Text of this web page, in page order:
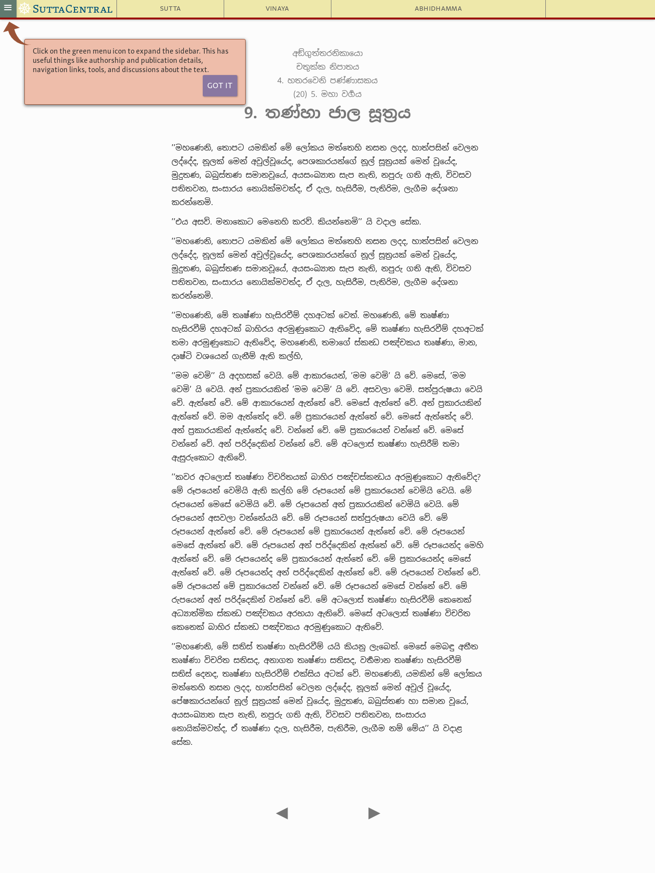
Sutta Vinaya Abhidhamma
≡ ☸ SuttaCentral
Click on the green menu icon to expand the sidebar. This has
useful things like authorship and publication details,
navigation links, tools, and discussions about the text.
Got It
අඞ්ගුත්තරනිකායො
චතුක්ක නිපාතය
4. හතරවෙනි පණ්ණාසකය
(20) 5. මහා වර්‍ගය
9. තණ්හා ජාල සූත්‍රය
’’මහණෙනි, තොපට යමකින් මේ ලෝකය මත්තෙහි නසන ලදද, හාත්පසින් වෙලන
ලද්දේද, නූලක් මෙන් අවුල්වූයේද, පෙශකාරයන්ගේ නූල් සූත්‍රයක් මෙන් වූයේද,
මුදුතණ, බබුස්තණ සමානවූයේ, අයසංඛ්‍යාත සැප නැති, නපුරු ගති ඇති, විවසව
පතිතවන, සංසාරය නොයික්මවත්ද, ඒ දැල, හැසිරීම, පැතිරිම, ලැගීම දේශනා
කරන්නෙමි.
’’එය අසව්. මනාකොට මෙනෙහි කරව්. කියන්නෙමි’’ යි වදාල සේක.
’’මහණෙනි, තොපට යමකින් මේ ලෝකය මත්තෙහි නසන ලදද, හාත්පසින් වෙලන
ලද්දේද, නූලක් මෙන් අවුල්වූයේද, පෙශකාරයන්ගේ නූල් සූත්‍රයක් මෙන් වූයේද,
මුදුතණ, බබුස්තණ සමානවූයේ, අයසංඛ්‍යාත සැප නැති, නපුරු ගති ඇති, විවසව
පතිතවන, සංසාරය නොයික්මවත්ද, ඒ දැල, හැසිරීම, පැතිරිම, ලැගීම දේශනා
කරන්නෙමි.
’’මහණෙනි, මේ තෘෂ්ණා හැසිරවීම් දහඅටක් වෙත්. මහණෙනි, මේ තෘෂ්ණා
හැසිරවීම් දහඅටක් බාහිරය අරමුණුකොට ඇතිවේද, මේ තෘෂ්ණා හැසිරවීම් දහඅටක්
තමා අරමුණුකොට ඇතිවේද, මහණෙනි, තමාගේ ස්කන්‍ධ පඤ්චකය තෘෂ්ණා, මාන,
දෘෂ්ටි වශයෙන් ගැනීම් ඇති කල්හි,
’’මම වෙමි’’ යි අදහසක් වෙයි. මේ ආකාරයෙන්, ’මම වෙමි’ යි වේ. මෙසේ, ’මම
වෙමි’ යි වෙයි. අන් ප්‍රකාරයකින් ’මම වෙමි’ යි වේ. අසවලා වෙමි. සත්පුරුෂයා වෙයි
වේ. ඇත්තේ වේ. මේ ආකාරයෙන් ඇත්තේ වේ. මෙසේ ඇත්තේ වේ. අන් ප්‍රකාරයකින්
ඇත්තේ වේ. මම ඇත්තේද වේ. මේ ප්‍රකාරයෙන් ඇත්තේ වේ. මෙසේ ඇත්තේද වේ.
අන් ප්‍රකාරයකින් ඇත්තේද වේ. වන්නේ වේ. මේ ප්‍රකාරයෙන් වන්නේ වේ. මෙසේ
වන්නේ වේ. අන් පරිද්දෙකින් වන්නේ වේ. මේ අටලොස් තෘෂ්ණා හැසිරීම් තමා
ඇසුරුකොට ඇතිවේ.
’’කවර අටලොස් තෘෂ්ණා විචරිතයක් බාහිර පඤ්චස්කන්‍ධය අරමුණුකොට ඇතිවේද?
මේ රූපයෙන් වෙමියි ඇති කල්හි මේ රූපයෙන් මේ ප්‍රකාරයෙන් වෙමියි වෙයි. මේ
රූපයෙන් මෙසේ වෙමියි වේ. මේ රූපයෙන් අන් ප්‍රකාරයකින් වෙමියි වෙයි. මේ
රූපයෙන් අසවලා වන්නේයයි වේ. මේ රූපයෙන් සත්පුරුෂයා වෙයි වේ. මේ
රූපයෙන් ඇත්තේ වේ. මේ රූපයෙන් මේ ප්‍රකාරයෙන් ඇත්තේ වේ. මේ රූපයෙන්
මෙසේ ඇත්තේ වේ. මේ රූපයෙන් අන් පරිද්දෙකින් ඇත්තේ වේ. මේ රූපයෙන්ද මෙහි
ඇත්තේ වේ. මේ රූපයෙන්ද මේ ප්‍රකාරයෙන් ඇත්තේ වේ. මේ ප්‍රකාරයෙන්ද මෙසේ
ඇත්තේ වේ. මේ රූපයෙන්ද අන් පරිද්දෙකින් ඇත්තේ වේ. මේ රූපයෙන් වන්නේ වේ.
මේ රූපයෙන් මේ ප්‍රකාරයෙන් වන්නේ වේ. මේ රූපයෙන් මෙසේ වන්නේ වේ. මේ
රුපයෙන් අන් පරිද්දෙකින් වන්නේ වේ. මේ අටලොස් තෘෂ්ණා හැසිරවීම් කෙනෙක්
අධ්‍යාත්මික ස්කන්‍ධ පඤ්චකය අරභයා ඇතිවේ. මෙසේ අටලොස් තෘෂ්ණා විචරිත
කෙනෙක් බාහිර ස්කන්‍ධ පඤ්චකය අරමුණුකොට ඇතිවේ.
’’මහණෙනි, මේ සතිස් තෘෂ්ණා හැසිරවීම් යයි කියනු ලැබෙත්. මෙසේ මෙබඳු අතීත
තෘෂ්ණා විචරිත සතිසද, අනාගත තෘෂ්ණා සතිසද, වර්‍තමාන තෘෂ්ණා හැසිරවීම්
සතිස් දෙනද, තෘෂ්ණා හැසිරවීම් එක්සිය අටක් වේ. මහණෙනි, යමකින් මේ ලෝකය
මත්තෙහි නසන ලදද, හාත්පසින් වෙලන ලද්දේද, නූලක් මෙන් අවුල් වූයේද,
පේෂකාරයන්ගේ නූල් සූත්‍රයක් මෙන් වූයේද, මුදුතණ, බබුස්තණ හා සමාන වූයේ,
අයසංඛ්‍යාත සැප නැති, නපුරු ගති ඇති, විවසව පතිතවන, සංසාරය
නොයික්මවත්ද, ඒ තෘෂ්ණා දැල, හැසිරීම, පැතිරීම, ලැගීම නම් මේය’’ යි වදාළ
සේක.
◀ ▶